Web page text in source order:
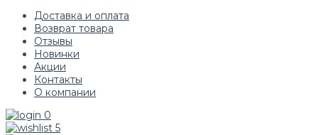
Доставка и оплата
Возврат товара
Отзывы
Новинки
Акции
Контакты
О компании
0
5